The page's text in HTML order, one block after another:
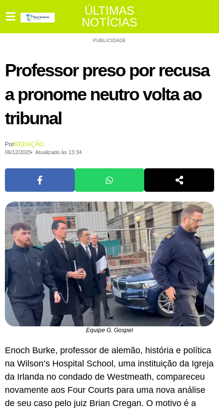
ÚLTIMAS
NOTÍCIAS
PUBLICIDADE
Professor preso por recusa
a pronome neutro volta ao
tribunal
PorREDAÇÃO
06/12/2025 Atualizado às 13:34
Equipe G. Gospel
Enoch Burke, professor de alemão, história e política
na Wilson’s Hospital School, uma instituição da Igreja
da Irlanda no condado de Westmeath, compareceu
novamente aos Four Courts para uma nova análise
de seu caso pelo juiz Brian Cregan. O motivo é a